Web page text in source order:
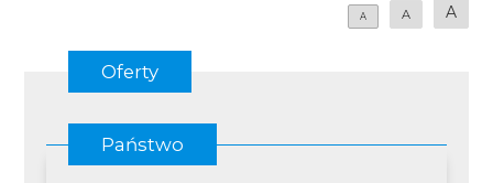
A A A
Oferty
Państwo